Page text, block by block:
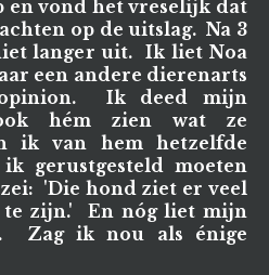
en vond het vreselijk dat
op de uitslag. Na 3
langer uit. Ik liet Noa
een andere dierenarts
Ik deed mijn
hém zien wat ze
ik van hem hetzelfde
gerustgesteld moeten
'Die hond ziet er veel
te zijn.' En nóg liet mijn
Zag ik nou als énige